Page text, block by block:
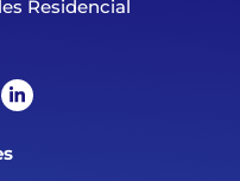
Residencial